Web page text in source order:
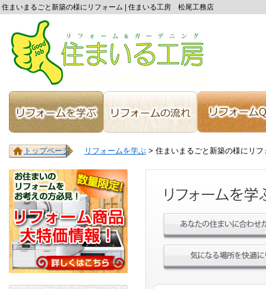
住まいまるごと新築の様にリフォーム | 住まいる工房 松尾工務店
トップページ リフォームを学ぶ > 住まいまるごと新築の様にリフ